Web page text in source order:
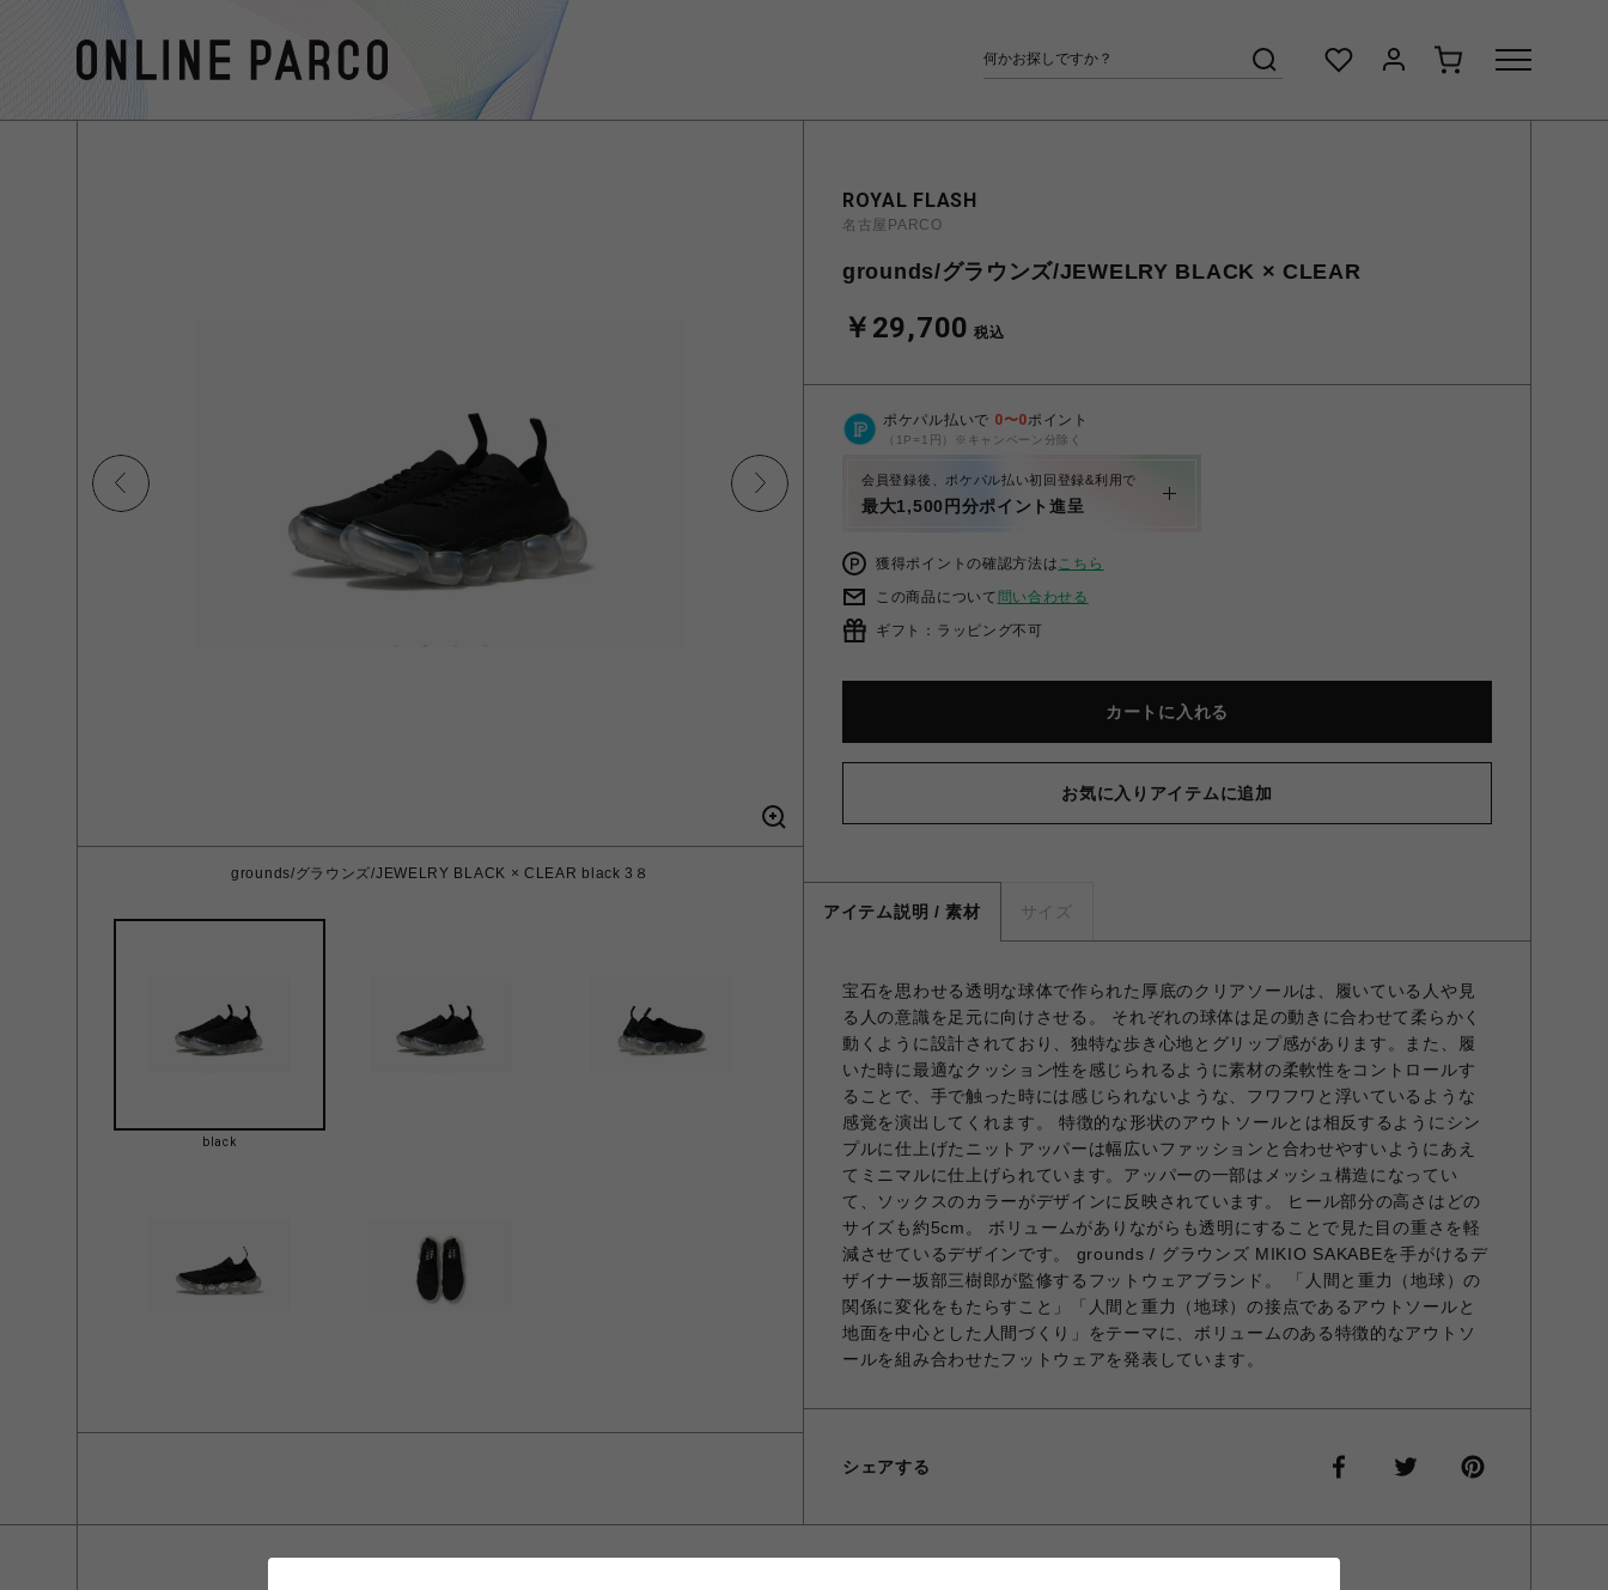
grounds/グラウンズ/JEWELRY BLACK × CLEAR black 3８
black
ROYAL FLASH
名古屋PARCO
grounds/グラウンズ/JEWELRY BLACK × CLEAR
￥29,700 税込
ポケパル払いで 0〜0ポイント
（1P=1円）※キャンペーン分除く
会員登録後、ポケパル払い初回登録&利用で
最大1,500円分ポイント進呈
獲得ポイントの確認方法はこちら
この商品について 問い合わせる
ギフト：ラッピング不可
カートに入れる
お気に入りアイテムに追加
アイテム説明 / 素材 サイズ
宝石を思わせる透明な球体で作られた厚底のクリアソールは、履いている人や見
る人の意識を足元に向けさせる。 それぞれの球体は足の動きに合わせて柔らかく
動くように設計されており、独特な歩き心地とグリップ感があります。また、履
いた時に最適なクッション性を感じられるように素材の柔軟性をコントロールす
ることで、手で触った時には感じられないような、フワフワと浮いているような
感覚を演出してくれます。 特徴的な形状のアウトソールとは相反するようにシン
プルに仕上げたニットアッパーは幅広いファッションと合わせやすいようにあえ
てミニマルに仕上げられています。アッパーの一部はメッシュ構造になってい
て、ソックスのカラーがデザインに反映されています。 ヒール部分の高さはどの
サイズも約5cm。 ボリュームがありながらも透明にすることで見た目の重さを軽
減させているデザインです。 grounds / グラウンズ MIKIO SAKABEを手がけるデ
ザイナー坂部三樹郎が監修するフットウェアブランド。 「人間と重力（地球）の
関係に変化をもたらすこと」「人間と重力（地球）の接点であるアウトソールと
地面を中心とした人間づくり」をテーマに、ボリュームのある特徴的なアウトソ
ールを組み合わせたフットウェアを発表しています。
シェアする